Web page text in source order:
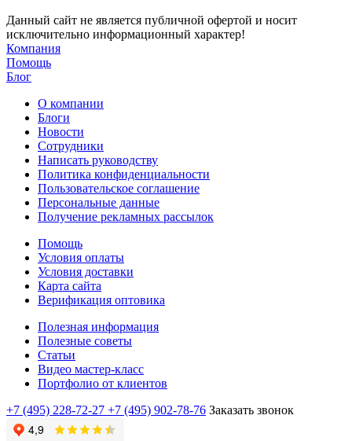
Данный сайт не является публичной офертой и носит
исключительно информационный характер!
Компания
Помощь
Блог
О компании
Блоги
Новости
Сотрудники
Написать руководству
Политика конфиденциальности
Пользовательское соглашение
Персональные данные
Получение рекламных рассылок
Помощь
Условия оплаты
Условия доставки
Карта сайта
Верификация оптовика
Полезная информация
Полезные советы
Статьи
Видео мастер-класс
Портфолио от клиентов
+7 (495) 228-72-27 +7 (495) 902-78-76 Заказать звонок